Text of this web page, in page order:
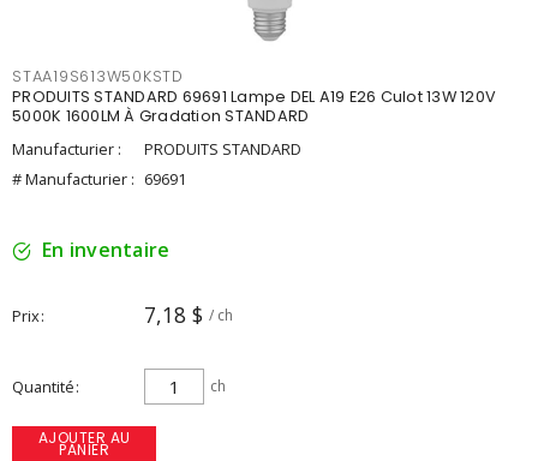
STAA19S613W50KSTD
PRODUITS STANDARD 69691 Lampe DEL A19 E26 Culot 13W 120V
5000K 1600LM À Gradation STANDARD
Manufacturier :
PRODUITS STANDARD
# Manufacturier : 69691
En inventaire
Prix 7,18 $ / ch
Quantité ch
AJOUTER AU
PANIER